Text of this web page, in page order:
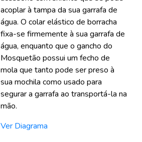
acoplar à tampa da sua garrafa de
água. O colar elástico de borracha
fixa-se firmemente à sua garrafa de
água, enquanto que o gancho do
Mosquetão possui um fecho de
mola que tanto pode ser preso à
sua mochila como usado para
segurar a garrafa ao transportá-la na
mão.
Ver Diagrama